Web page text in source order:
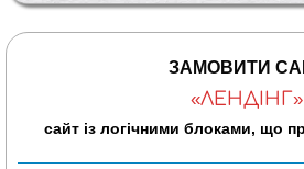
ЗАМОВИТИ
«ЛЕНДІНГ»
сайт із логічними блоками, що